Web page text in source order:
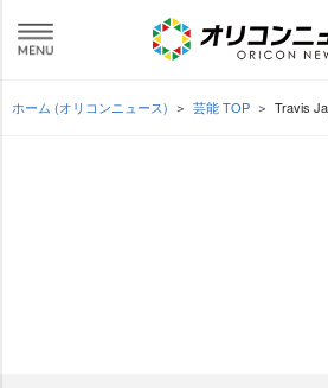
ホーム (オリコンニュース) 芸能 TOP Travis